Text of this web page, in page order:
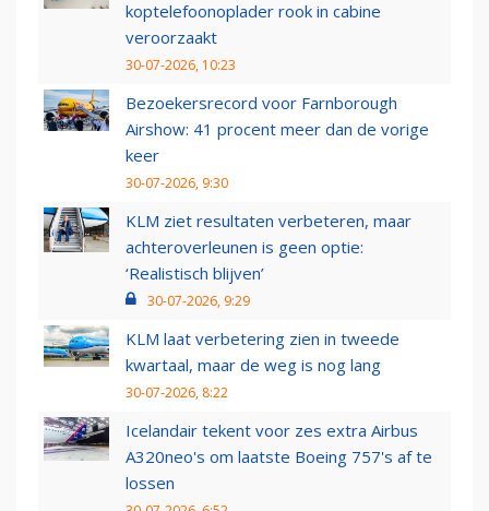
koptelefoonoplader rook in cabine
veroorzaakt
30-07-2026, 10:23
Bezoekersrecord voor Farnborough
Airshow: 41 procent meer dan de vorige
keer
30-07-2026, 9:30
KLM ziet resultaten verbeteren, maar
achteroverleunen is geen optie:
‘Realistisch blijven’
30-07-2026, 9:29
KLM laat verbetering zien in tweede
kwartaal, maar de weg is nog lang
30-07-2026, 8:22
Icelandair tekent voor zes extra Airbus
A320neo's om laatste Boeing 757's af te
lossen